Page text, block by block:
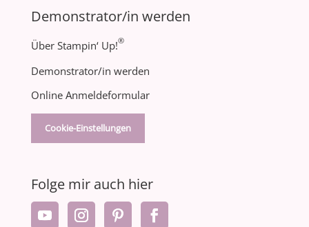
Demonstrator/in werden
Über Stampin‘ Up!®
Demonstrator/in werden
Online Anmeldeformular
Cookie-Einstellungen
Folge mir auch hier